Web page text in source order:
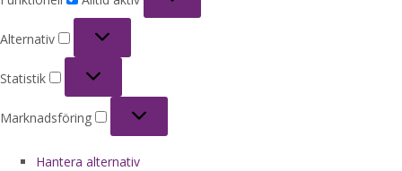
Alternativ
Statistik
Marknadsföring
Hantera alternativ